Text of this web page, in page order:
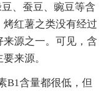
、蚕豆、豌豆等含
红薯之类没有经过
源之一。可见，含
来源。
B1含量都很低，但